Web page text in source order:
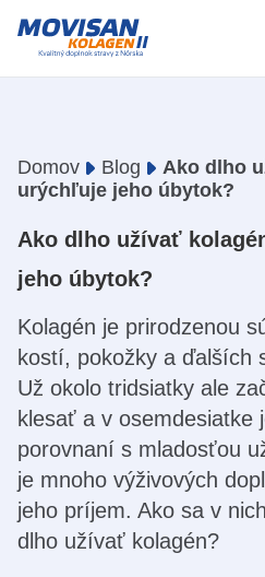
Domov Blog
Ako dlho
urýchľuje jeho úbytok?
Ako dlho užívať
jeho úbytok?
Kolagén je prirodzenou
kostí, pokožky a ďalších
Už okolo tridsiatky ale
klesať a v osemdesiatke
porovnaní s mladosťou
je mnoho výživových
jeho príjem. Ako sa v
dlho užívať kolagén?